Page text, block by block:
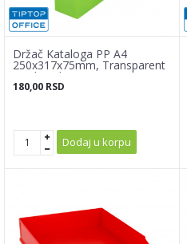
Držač Kataloga PP A4
250x317x75mm, Transparent
svetlo zelena
180,00 RSD
Dodaj u korpu